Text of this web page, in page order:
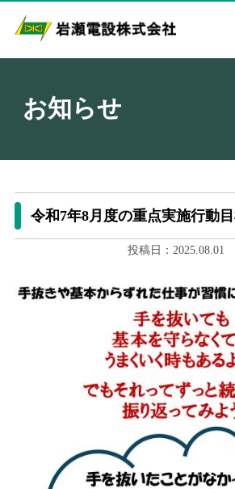
お知らせ
令和7年8月度の重点実施行動
投稿日：2025.08.01